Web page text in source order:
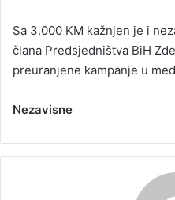
Sa 3.000 KM kažnjen je i
člana Predsjedništva BiH
preuranjene kampanje u
Nezavisne